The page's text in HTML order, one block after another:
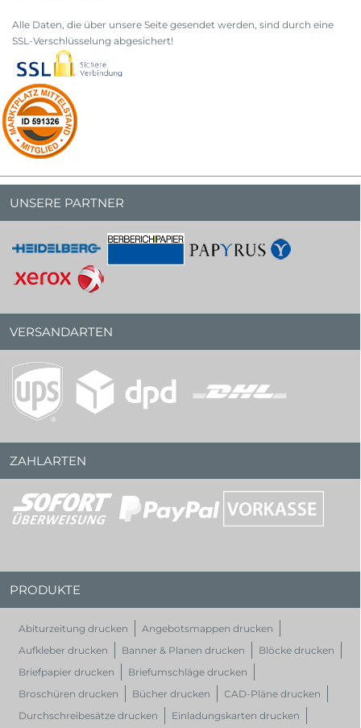
Alle Daten, die über unsere Seite gesendet werden, sind durch eine
SSL-Verschlüsselung abgesichert!
UNSERE PARTNER
VERSANDARTEN
ZAHLARTEN
PRODUKTE
Abiturzeitung drucken
Angebotsmappen drucken
Aufkleber drucken
Banner & Planen drucken
Blöcke drucken
Briefpapier drucken
Briefumschläge drucken
Broschüren drucken
Bücher drucken
CAD-Pläne drucken
Durchschreibesätze drucken
Einladungskarten drucken